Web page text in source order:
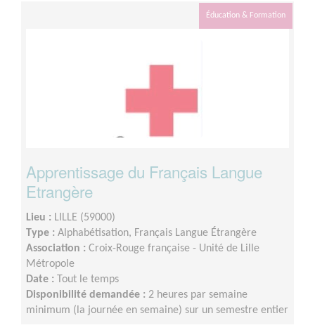
Éducation & Formation
Apprentissage du Français Langue
Etrangère
Lieu : LILLE (59000)
Type : Alphabétisation, Français Langue Étrangère
Association : Croix-Rouge française - Unité de Lille
Métropole
Date : Tout le temps
Disponibilité demandée : 2 heures par semaine
minimum (la journée en semaine) sur un semestre entier